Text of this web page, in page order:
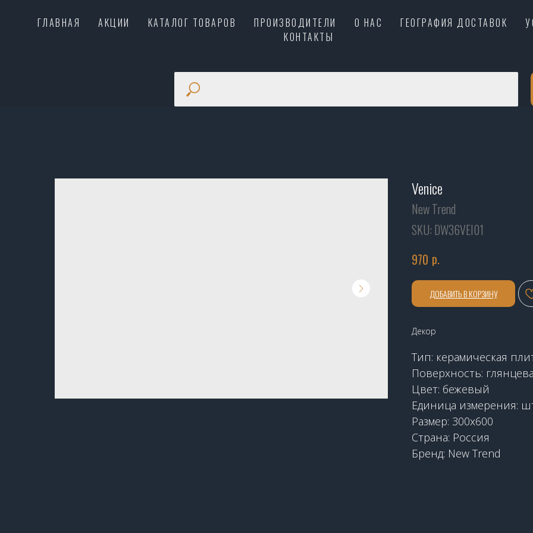
ГЛАВНАЯ АКЦИИ КАТАЛОГ ТОВАРОВ ПРОИЗВОДИТЕЛИ О НАС ГЕОГРАФИЯ ДОСТАВОК
КОНТАКТЫ
Venice
New Trend
SKU: DW36VEI01
970 р.
ДОБАВИТЬ В КОРЗИНУ
Декор
Тип: керамическая
Поверхность:
Цвет: бежевый
Единица измерения:
Размер: 300х600
Страна: Россия
Бренд: New Trend